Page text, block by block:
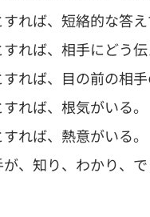
れば、短絡的な答
れば、相手にどう
れば、目の前の相
れば、根気がいる。
れば、熱意がいる。
、知り、わかり、